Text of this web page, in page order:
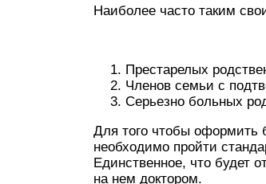
Наиболее часто таким
Престарелых
Членов семьи с
Серьезно больных
Для того чтобы оформить
необходимо пройти
Единственное, что будет
на нем доктором.